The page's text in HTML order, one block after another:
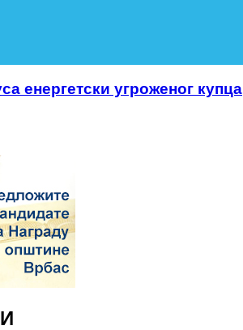
енергетски угроженог купца